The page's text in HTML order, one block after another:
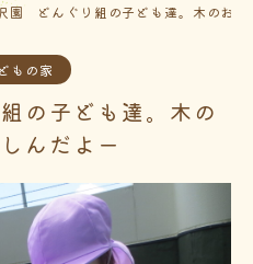
園 どんぐり組の子ども達。木のおも
もの家
の子ども達。木の
んだよー